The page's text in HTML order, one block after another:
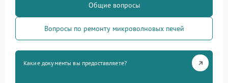
Общие вопросы
Вопросы по ремонту микроволновых печей
Какие документы вы предоставляете?